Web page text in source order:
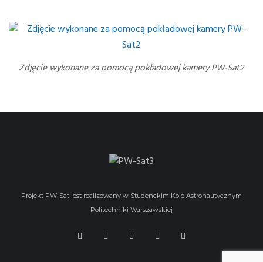
Zdjęcie wykonane za pomocą pokładowej kamery PW-Sat2
Projekt PW-Sat jest realizowany w Studenckim Kole Astronautycznym
Politechniki Warszawskiej